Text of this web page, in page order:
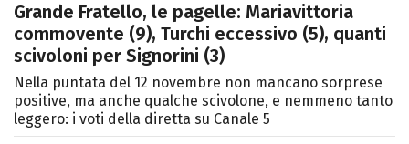
Grande Fratello, le pagelle: Mariavittoria
commovente (9), Turchi eccessivo (5), quanti
scivoloni per Signorini (3)
Nella puntata del 12 novembre non mancano sorprese
positive, ma anche qualche scivolone, e nemmeno tanto
leggero: i voti della diretta su Canale 5